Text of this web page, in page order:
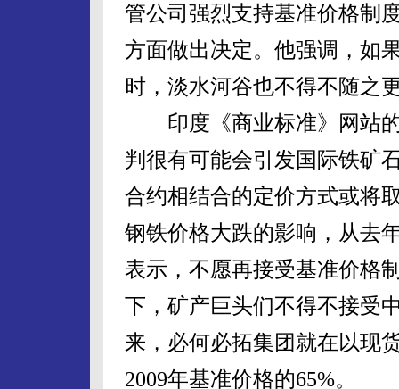
管公司强烈支持基准价格制
方面做出决定。他强调，如
时，淡水河谷也不得不随之
印度《商业标准》网站的
判很有可能会引发国际铁矿
合约相结合的定价方式或将
钢铁价格大跌的影响，从去
表示，不愿再接受基准价格
下，矿产巨头们不得不接受
来，必何必拓集团就在以现
2009年基准价格的65%。